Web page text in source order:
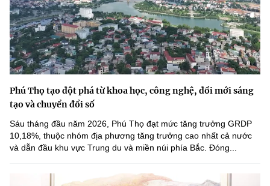
Phú Thọ tạo đột phá từ khoa học, công nghệ, đổi mới sáng
tạo và chuyển đổi số
Sáu tháng đầu năm 2026, Phú Thọ đạt mức tăng trưởng GRDP
10,18%, thuộc nhóm địa phương tăng trưởng cao nhất cả nước
và dẫn đầu khu vực Trung du và miền núi phía Bắc. Đóng...